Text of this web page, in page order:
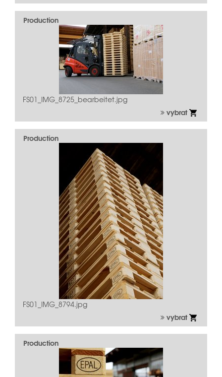
Production
FS01_IMG_8725_bearbeitet.jpg
vybrat
Production
FS01_IMG_8794.jpg
vybrat
Production